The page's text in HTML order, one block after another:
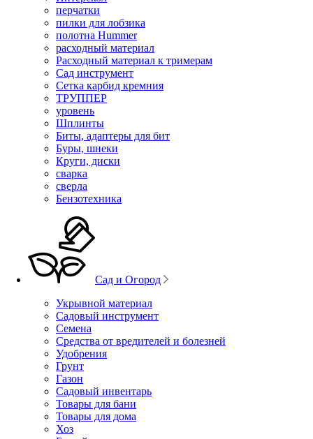
перчатки
пилки для лобзика
полотна Hummer
расходный материал
Расходный материал к тримерам
Сад инструмент
Сетка карбид кремния
ТРУППЕР
уровень
Шплинты
Биты, адаптеры для бит
Буры, шнеки
Круги, диски
сварка
сверла
Бензотехника
Сад и Огород
Укрывной материал
Садовый инструмент
Семена
Средства от вредителей и болезней
Удобрения
Грунт
Газон
Садовый инвентарь
Товары для бани
Товары для дома
Хоз